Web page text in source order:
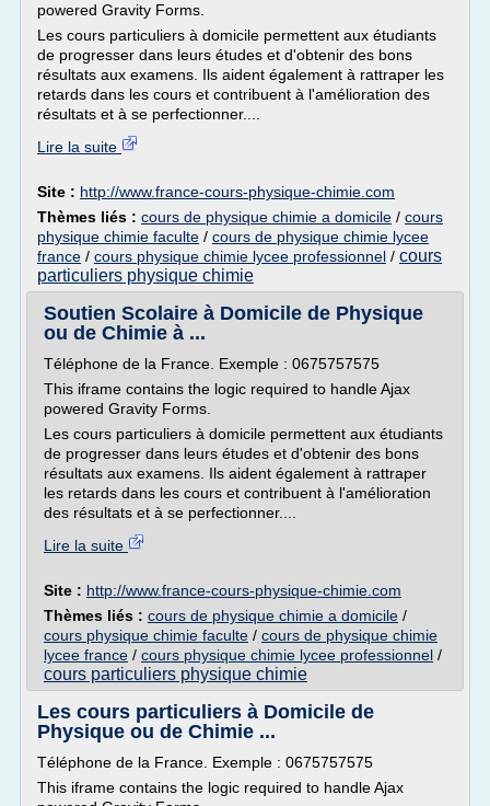
powered Gravity Forms.
Les cours particuliers à domicile permettent aux étudiants
de progresser dans leurs études et d'obtenir des bons
résultats aux examens. Ils aident également à rattraper les
retards dans les cours et contribuent à l'amélioration des
résultats et à se perfectionner....
Lire la suite
Site : http://www.france-cours-physique-chimie.com
Thèmes liés : cours de physique chimie a domicile / cours
physique chimie faculte / cours de physique chimie lycee
france / cours physique chimie lycee professionnel / cours
particuliers physique chimie
Soutien Scolaire à Domicile de Physique
ou de Chimie à ...
Téléphone de la France. Exemple : 0675757575
This iframe contains the logic required to handle Ajax
powered Gravity Forms.
Les cours particuliers à domicile permettent aux étudiants
de progresser dans leurs études et d'obtenir des bons
résultats aux examens. Ils aident également à rattraper
les retards dans les cours et contribuent à l'amélioration
des résultats et à se perfectionner....
Lire la suite
Site : http://www.france-cours-physique-chimie.com
Thèmes liés : cours de physique chimie a domicile /
cours physique chimie faculte / cours de physique chimie
lycee france / cours physique chimie lycee professionnel /
cours particuliers physique chimie
Les cours particuliers à Domicile de
Physique ou de Chimie ...
Téléphone de la France. Exemple : 0675757575
This iframe contains the logic required to handle Ajax